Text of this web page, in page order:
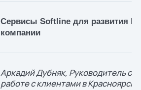
Сервисы Softline для развития
компании
Аркадий Дубняк, Руководитель
работе с клиентами в Красноярске